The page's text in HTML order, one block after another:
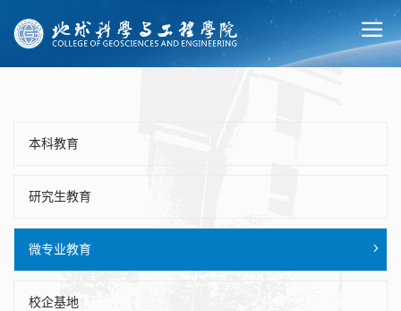
本科教育
研究生教育
微专业教育
校企基地